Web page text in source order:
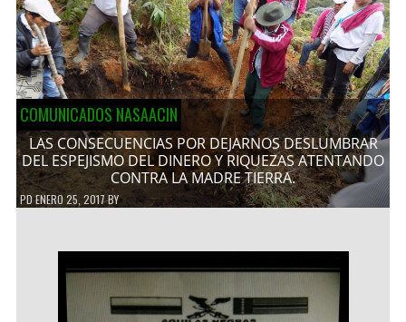
COMUNICADOS NASAACIN
LAS CONSECUENCIAS POR DEJARNOS DESLUMBRAR
DEL ESPEJISMO DEL DINERO Y RIQUEZAS ATENTANDO
CONTRA LA MADRE TIERRA.
PDENERO 25, 2017BY